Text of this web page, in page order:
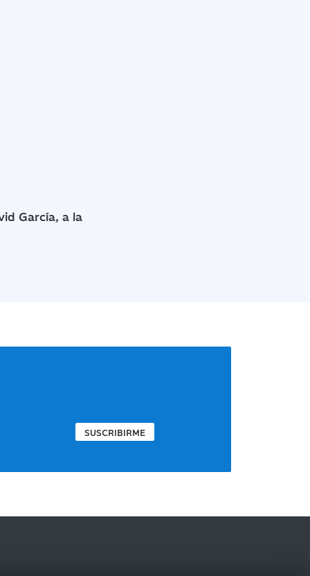
García, a la
SUSCRIBIRME